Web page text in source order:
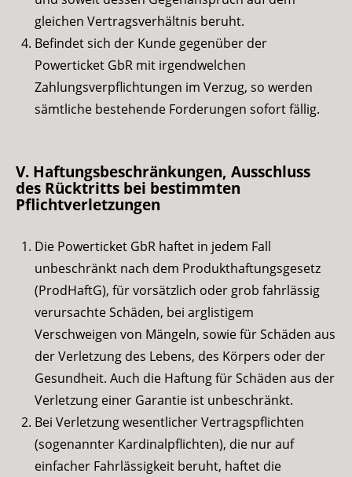
gleichen Vertragsverhältnis beruht.
Befindet sich der Kunde gegenüber der
Powerticket GbR mit irgendwelchen
Zahlungsverpflichtungen im Verzug, so werden
sämtliche bestehende Forderungen sofort fällig.
V. Haftungsbeschränkungen, Ausschluss
des Rücktritts bei bestimmten
Pflichtverletzungen
Die Powerticket GbR haftet in jedem Fall
unbeschränkt nach dem Produkthaftungsgesetz
(ProdHaftG), für vorsätzlich oder grob fahrlässig
verursachte Schäden, bei arglistigem
Verschweigen von Mängeln, sowie für Schäden aus
der Verletzung des Lebens, des Körpers oder der
Gesundheit. Auch die Haftung für Schäden aus der
Verletzung einer Garantie ist unbeschränkt.
Bei Verletzung wesentlicher Vertragspflichten
(sogenannter Kardinalpflichten), die nur auf
einfacher Fahrlässigkeit beruht, haftet die